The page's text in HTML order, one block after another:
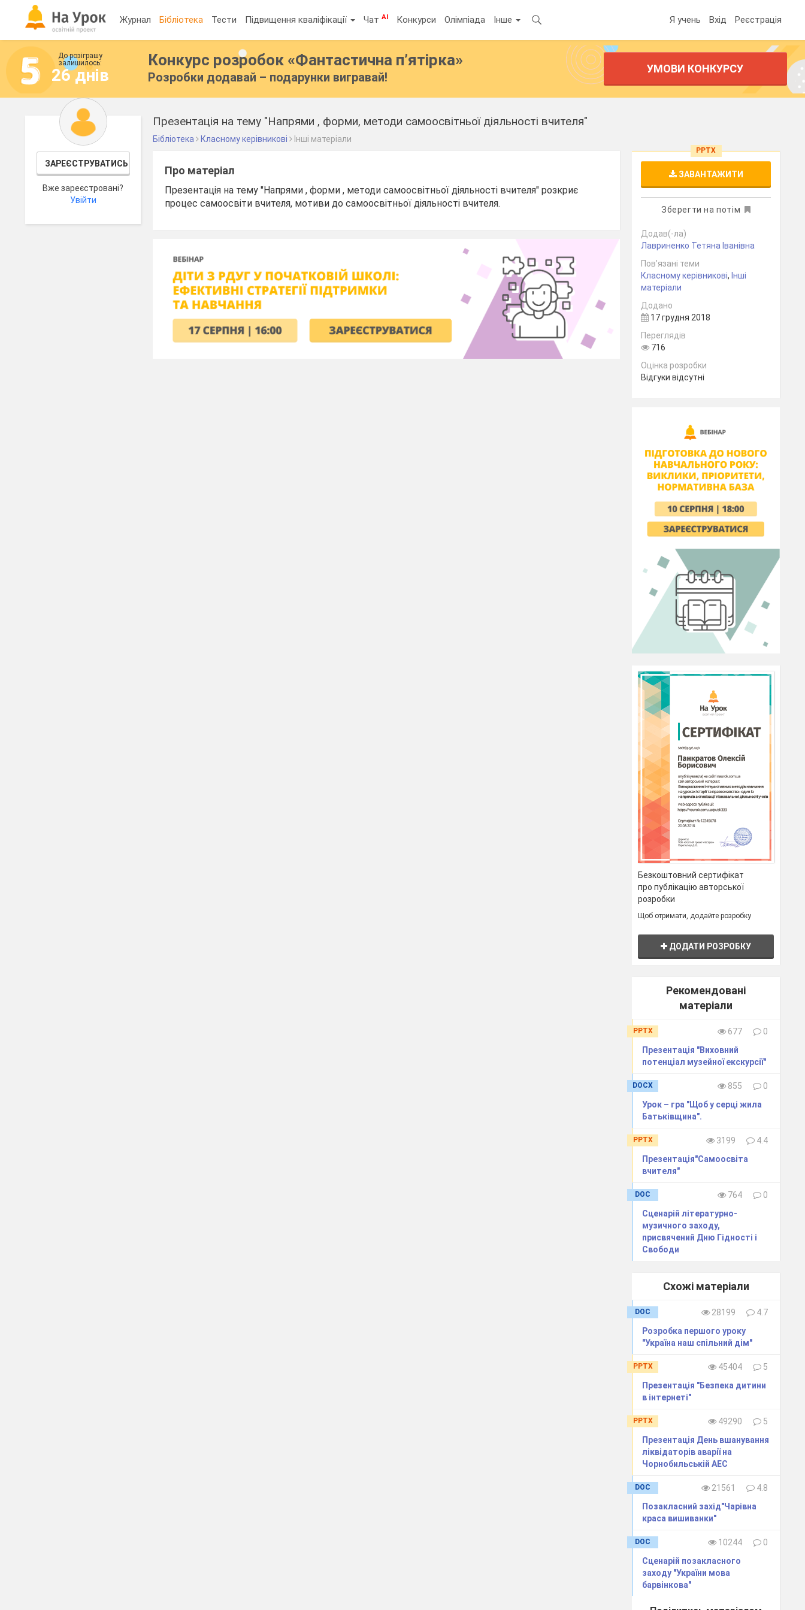
Журнал Бібліотека Тести Підвищення кваліфікації ЧатAI Конкурси Олімпіада Інше Я учень Вхід Реєстрація
До розіграшу
залишилось:
26 днів
Конкурс розробок «Фантастична п’ятірка»
Розробки додавай – подарунки вигравай!
УМОВИ КОНКУРСУ
ЗАРЕЄСТРУВАТИСЬ
Вже зареєстровані?
Увійти
Презентація на тему "Напрями , форми, методи самоосвітньої діяльності вчителя"
Бібліотека Класному керівникові Інші матеріали
Про матеріал
Презентація на тему "Напрями , форми , методи самоосвітньої діяльності вчителя" розкриє
процес самоосвіти вчителя, мотиви до самоосвітньої діяльності вчителя.
PPTX
ЗАВАНТАЖИТИ
Зберегти на потім
Додав(-ла)
Лавриненко Тетяна Іванівна
Пов’язані теми
Класному керівникові, Інші
матеріали
Додано
17 грудня 2018
Переглядів
716
Оцінка розробки
Відгуки відсутні
Безкоштовний сертифікат
про публікацію авторської
розробки
Щоб отримати, додайте розробку
ДОДАТИ РОЗРОБКУ
Рекомендовані
матеріали
PPTX 677
0
Презентація "Виховний
потенціал музейної екскурсії"
DOCX 855
0
Урок – гра "Щоб у серці жила
Батьківщина".
PPTX 3199
4.4
Презентація"Самоосвіта
вчителя"
DOC 764
0
Сценарій літературно-
музичного заходу,
присвячений Дню Гідності і
Свободи
Схожі матеріали
DOC 28199
4.7
Розробка першого уроку
"Україна наш спільний дім"
PPTX 45404
5
Презентація "Безпека дитини
в інтернеті"
PPTX 49290
5
Презентація День вшанування
ліквідаторів аварії на
Чорнобильській АЕС
DOC 21561
4.8
Позакласний захід"Чарівна
краса вишиванки"
DOC 10244
0
Сценарій позакласного
заходу "України мова
барвінкова"